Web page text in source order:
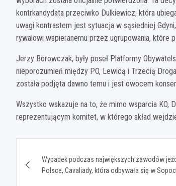
kontrkandydata przeciwko Dulkiewicz, która
uwagi kontrastem jest sytuacja w sąsiedniej
rywalowi wspieranemu przez ugrupowania, które
Jerzy Borowczak, były poseł Platformy
nieporozumień między PO, Lewicą i Trzecią
została podjęta dawno temu i jest owocem
Wszystko wskazuje na to, że mimo wsparcia KO,
reprezentującym komitet, w którego skład
wpisu
Wypadek podczas największych zawodów
Polsce, Cavaliady, która odbywała się w